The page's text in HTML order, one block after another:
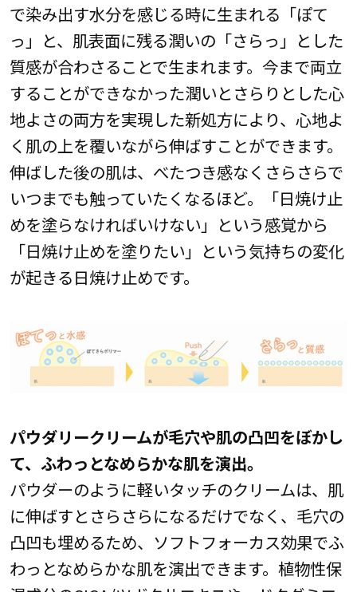
で染み出す水分を感じる時に生まれる「ぽて
っ」と、肌表面に残る潤いの「さらっ」とした
質感が合わさることで生まれます。今まで両立
することができなかった潤いとさらりとした心
地よさの両方を実現した新処方により、心地よ
く肌の上を覆いながら伸ばすことができます。
伸ばした後の肌は、べたつき感なくさらさらで
いつまでも触っていたくなるほど。「日焼け止
めを塗らなければいけない」という感覚から
「日焼け止めを塗りたい」という気持ちの変化
が起きる日焼け止めです。
パウダリークリームが毛穴や肌の凸凹をぼかし
て、ふわっとなめらかな肌を演出。
パウダーのように軽いタッチのクリームは、肌
に伸ばすとさらさらになるだけでなく、毛穴の
凸凹も埋めるため、ソフトフォーカス効果でふ
わっとなめらかな肌を演出できます。植物性保